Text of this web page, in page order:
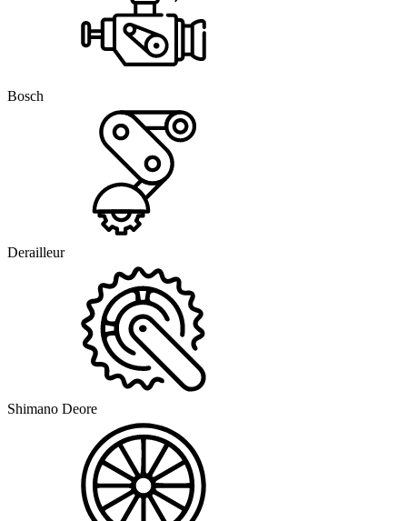
Bosch
Derailleur
Shimano Deore